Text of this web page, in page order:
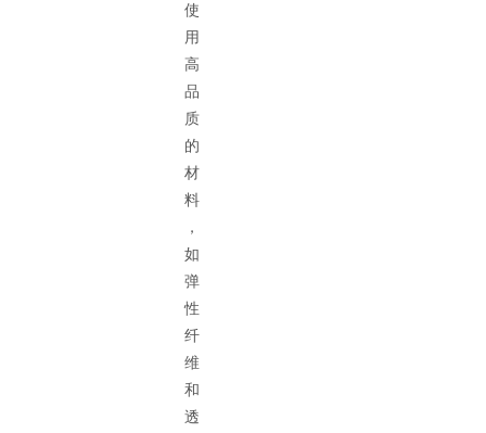
使
用
高
品
质
的
材
料
，
如
弹
性
纤
维
和
透